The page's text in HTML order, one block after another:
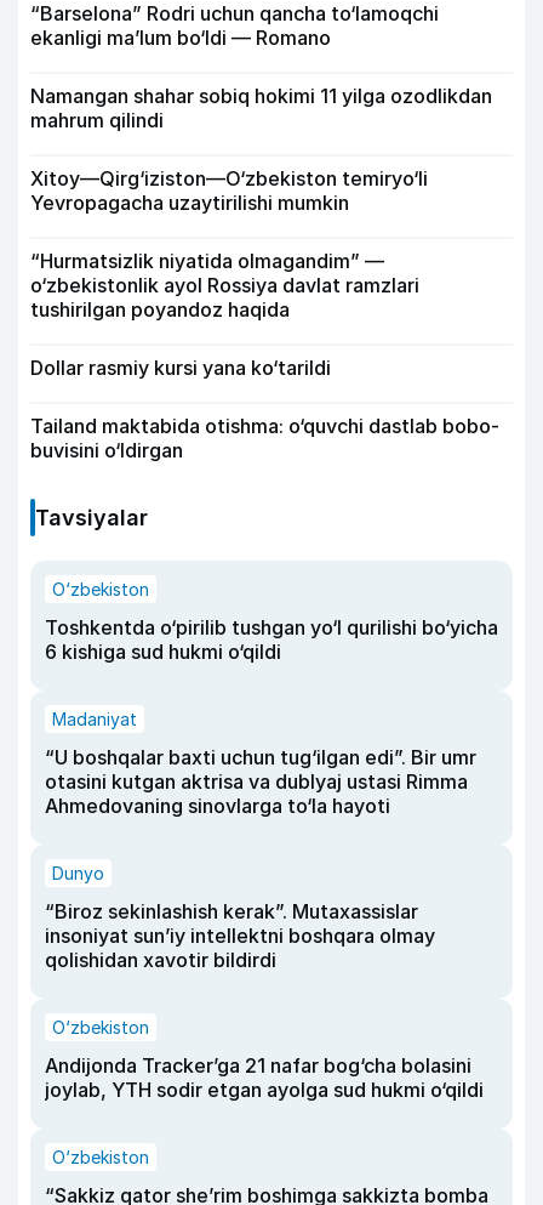
“Barselona” Rodri uchun qancha to‘lamoqchi
ekanligi ma’lum bo‘ldi — Romano
Namangan shahar sobiq hokimi 11 yilga ozodlikdan
mahrum qilindi
Xitoy—Qirg‘iziston—O‘zbekiston temiryo‘li
Yevropagacha uzaytirilishi mumkin
“Hurmatsizlik niyatida olmagandim” —
o‘zbekistonlik ayol Rossiya davlat ramzlari
tushirilgan poyandoz haqida
Dollar rasmiy kursi yana ko‘tarildi
Tailand maktabida otishma: o‘quvchi dastlab bobo-
buvisini o‘ldirgan
Tavsiyalar
O‘zbekiston
Toshkentda o‘pirilib tushgan yo‘l qurilishi bo‘yicha
6 kishiga sud hukmi o‘qildi
Madaniyat
“U boshqalar baxti uchun tug‘ilgan edi”. Bir umr
otasini kutgan aktrisa va dublyaj ustasi Rimma
Ahmedovaning sinovlarga to‘la hayoti
Dunyo
“Biroz sekinlashish kerak”. Mutaxassislar
insoniyat sun’iy intellektni boshqara olmay
qolishidan xavotir bildirdi
O‘zbekiston
Andijonda Tracker’ga 21 nafar bog‘cha bolasini
joylab, YTH sodir etgan ayolga sud hukmi o‘qildi
O‘zbekiston
“Sakkiz qator she’rim boshimga sakkizta bomba